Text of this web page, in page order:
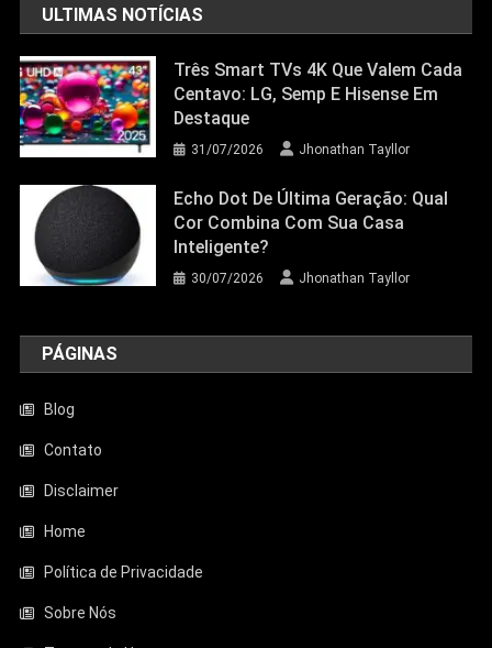
Aquecedor Mondial A-08 Reduz O Frio
De Ambientes Pequenos; Veja Análise
Completa
ULTIMAS NOTÍCIAS
Três Smart TVs 4K Que Valem Cada
Centavo: LG, Semp E Hisense Em
Destaque
31/07/2026 Jhonathan Tayllor
Echo Dot De Última Geração: Qual
Cor Combina Com Sua Casa
Inteligente?
30/07/2026 Jhonathan Tayllor
PÁGINAS
Blog
Contato
Disclaimer
Home
Política de Privacidade
Sobre Nós